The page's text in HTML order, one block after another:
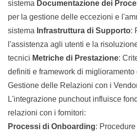
sistema Documentazione dei
per la gestione delle eccezioni e
sistema Infrastruttura di Supporto:
l'assistenza agli utenti e la
tecnici Metriche di Prestazione:
definiti e framework di miglioramento
Gestione delle Relazioni con i
L'integrazione punchout influisce
relazioni con i fornitori:
Processi di Onboarding: